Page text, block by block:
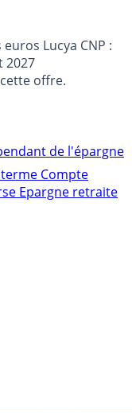
euros Lucya CNP :
2027
offre.
de l'épargne
Compte
Epargne retraite